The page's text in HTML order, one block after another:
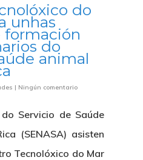
do
unhas
formación
do
animal
| Ningún comentario
Servicio de Saúde
(SENASA) asisten
Tecnolóxico do Mar